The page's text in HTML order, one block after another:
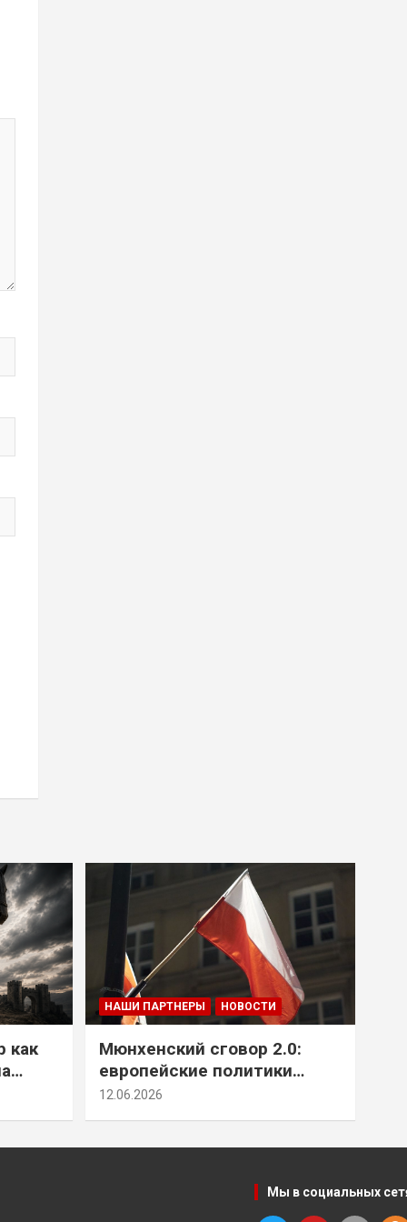
как
НАШИ ПАРТНЕРЫ НОВОСТИ
Мюнхенский сговор 2.0:
европейские политики
снова растят монстра у
12.06.2026
Мы в социальных